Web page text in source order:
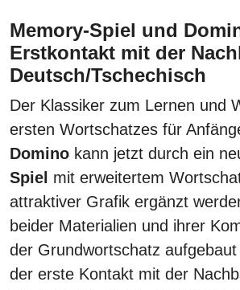
Memory-Spiel und
Erstkontakt mit der
Deutsch/Tschechisch
Der Klassiker zum Lernen und
ersten Wortschatzes für
Domino kann jetzt durch ein
Spiel mit erweitertem
attraktiver Grafik ergänzt
beider Materialien und ihrer
der Grundwortschatz aufgebaut
der erste Kontakt mit der